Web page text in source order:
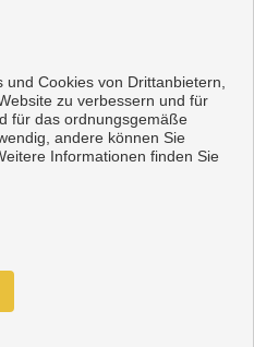
: 10:00 - 18:00
Cookies von Drittanbietern,
zu verbessern und für
für das ordnungsgemäße
andere können Sie
Informationen finden Sie